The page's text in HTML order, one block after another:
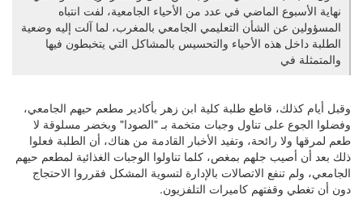
نهاية الأسبوع الماضي في عدد من الأحياء الجامعية، لفت انتباه
المسؤولين عن الشأن التعليمي الجامعي بالمغرب، لما آلت إليه وضعية
الطلبة داخل هذه الأحياء والتحسيس بالمشاكل التي يتخبطون فيها
والمتمثلة في
وقبل أيام كذلك، قاطع طلبة كلية ابن زهر بأكادير مطعم حيهم الجامعي،
وفضلوا الجوع على تناول وجبات متخمة بـ "الصودا" وبخضر مسلوقة لا
طعم لمرقها ولا رائحة، وتفيد الأخبار القادمة من هناك، أن الطلبة فعلوا
ذلك بعد أن أصيب جلهم بمغص، كلما تناولوا الوجبات الغذائية لمطعم حيهم
الجامعي، ولم تنفع الاتصالات بالإدارة لتسوية المشكل فقرروا الاحتجاج
دون أن تغطي وقفتهم كاميرات التلفزيون.